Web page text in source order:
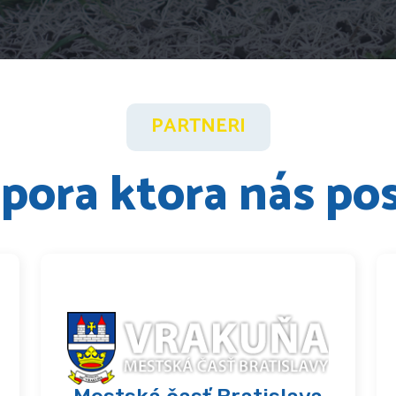
PARTNERI
ktora nás